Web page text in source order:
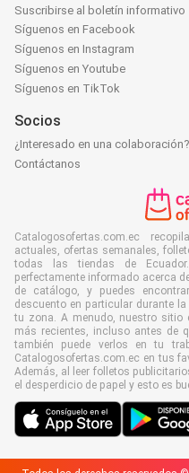
Suscribirse al boletín informativo
Síguenos en Facebook
Síguenos en Instagram
Síguenos en Youtube
Síguenos en TikTok
Socios
¿Interesado en una colaboración?
Contáctanos
Catalogosofertas.com.ec
actuales, ofertas semanales,
todas las tiendas de
perfectamente informado acerca
de catálogo, y puedes
descuento en particular durante
tu zona. A menudo, nuestro
más recientes, incluso antes de
también puede verlos en tu
Catalogosofertas.com.ec en tus
Además, al leer folletos
el desperdicio de papel y esto es